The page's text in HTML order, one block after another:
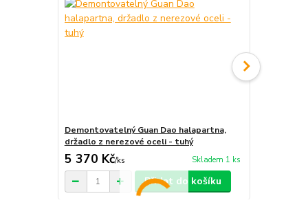
Demontovatelný Guan Dao halapartna,
držadlo z nerezové oceli - tuhý
5 370 Kč/ks Skladem 1 ks
Přidat do košíku